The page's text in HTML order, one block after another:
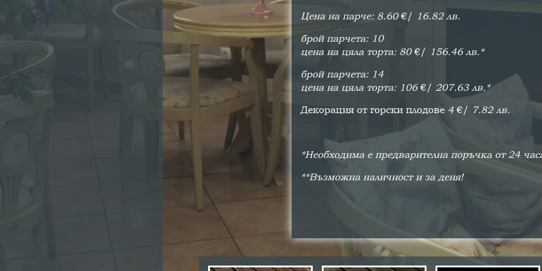
Цена на парче: 8.60 €/ 16.82 лв.
брой парчета: 10
цена на цяла торта: 80 €/ 156.46 лв.*
брой парчета: 14
цена на цяла торта: 106 €/ 207.63 лв.*
Декорация от горски плодове 4 €/ 7.82 лв.
*Необходима е предварителна поръчка от 24
**Възможна наличност и за деня!